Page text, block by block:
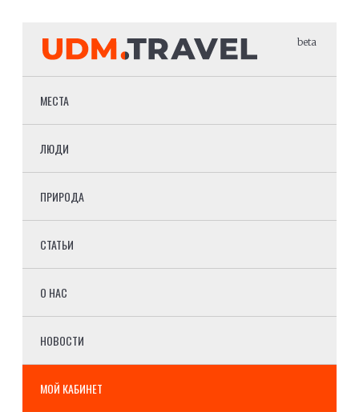
beta
МЕСТА
ЛЮДИ
ПРИРОДА
СТАТЬИ
О НАС
НОВОСТИ
МОЙ КАБИНЕТ